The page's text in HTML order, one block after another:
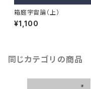
箱庭宇宙論（上）
¥1,100
同じカテゴリの商品